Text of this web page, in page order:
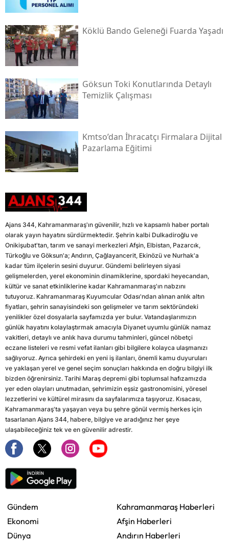
Köklü Bando Geleneği Fuarda Yaşadı
Göksun Toki̇ Konutlarında Detaylı
Temizlik Çalışması
Kmtso’dan İhracatçı Firmalara Dijital
Pazarlama Eğitimi
Ajans 344, Kahramanmaraş'ın güvenilir, hızlı ve kapsamlı haber portalı
olarak yayın hayatını sürdürmektedir. Şehrin kalbi Dulkadiroğlu ve
Onikişubat'tan, tarım ve sanayi merkezleri Afşin, Elbistan, Pazarcık,
Türkoğlu ve Göksun'a; Andırın, Çağlayancerit, Ekinözü ve Nurhak'a
kadar tüm ilçelerin sesini duyurur. Gündemi belirleyen siyasi
gelişmelerden, yerel ekonominin dinamiklerine, spordaki heyecandan,
kültür ve sanat etkinliklerine kadar Kahramanmaraş'ın nabzını
tutuyoruz. Kahramanmaraş Kuyumcular Odası'ndan alınan anlık altın
fiyatları, şehrin sanayisindeki son gelişmeler ve tarım sektöründeki
yenilikler özel dosyalarla sayfamızda yer bulur. Vatandaşlarımızın
günlük hayatını kolaylaştırmak amacıyla Diyanet uyumlu günlük namaz
vakitleri, detaylı ve anlık hava durumu tahminleri, güncel nöbetçi
eczane listeleri ve resmi vefat ilanları gibi bilgilere kolayca ulaşmanızı
sağlıyoruz. Ayrıca şehirdeki en yeni iş ilanları, önemli kamu duyuruları
ve yaklaşan yerel ve genel seçim sonuçları hakkında en doğru bilgiyi ilk
bizden öğrenirsiniz. Tarihi Maraş depremi gibi toplumsal hafızamızda
yer eden olayları unutmadan, şehrimizin eşsiz gastronomisini, yöresel
lezzetlerini ve kültürel mirasını da sayfalarımıza taşıyoruz. Kısacası,
Kahramanmaraş'ta yaşayan veya bu şehre gönül vermiş herkes için
tasarlanan Ajans 344, habere, bilgiye ve aradığınız her şeye
ulaşabileceğiniz tek ve en güvenilir adrestir.
Gündem
Ekonomi
Dünya
Kahramanmaraş Haberleri
Afşin Haberleri
Andırın Haberleri